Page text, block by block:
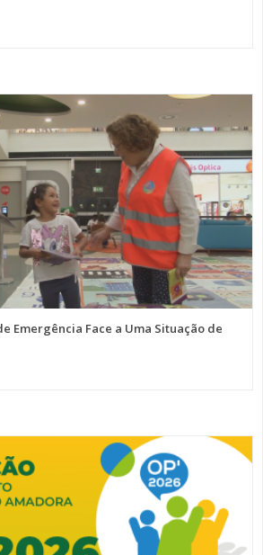
Emergência Face a Uma Situação de